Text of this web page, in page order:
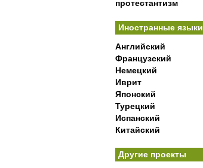
протестантизм
Иностранные языки
Английский
Французский
Немецкий
Иврит
Японский
Турецкий
Испанский
Китайский
Другие проекты